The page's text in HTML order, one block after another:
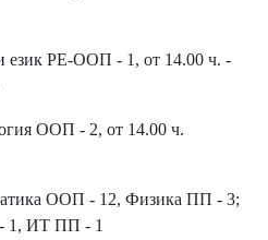
език РЕ-ООП - 1, от 14.00 ч. -
ООП - 2, от 14.00 ч.
ООП - 12, Физика ПП - 3;
1, ИТ ПП - 1